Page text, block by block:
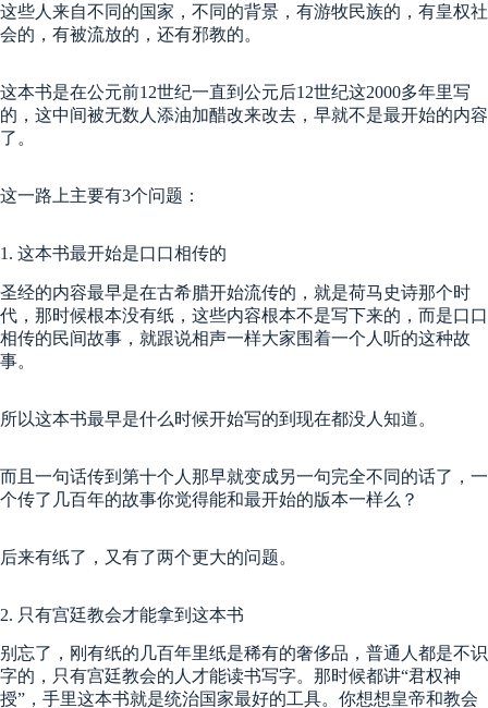
这些人来自不同的国家，不同的背景，有游牧民族的，有皇权社
会的，有被流放的，还有邪教的。
这本书是在公元前12世纪一直到公元后12世纪这2000多年里写
的，这中间被无数人添油加醋改来改去，早就不是最开始的内容
了。
这一路上主要有3个问题：
1. 这本书最开始是口口相传的
圣经的内容最早是在古希腊开始流传的，就是荷马史诗那个时
代，那时候根本没有纸，这些内容根本不是写下来的，而是口口
相传的民间故事，就跟说相声一样大家围着一个人听的这种故
事。
所以这本书最早是什么时候开始写的到现在都没人知道。
而且一句话传到第十个人那早就变成另一句完全不同的话了，一
个传了几百年的故事你觉得能和最开始的版本一样么？
后来有纸了，又有了两个更大的问题。
2. 只有宫廷教会才能拿到这本书
别忘了，刚有纸的几百年里纸是稀有的奢侈品，普通人都是不识
字的，只有宫廷教会的人才能读书写字。那时候都讲“君权神
授”，手里这本书就是统治国家最好的工具。你想想皇帝和教会